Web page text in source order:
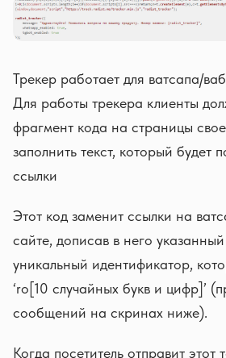
Трекер работает для ватсапа/
Для работы трекера клиенты
фрагмент кода на страницы
заполнить текст, который будет
ссылки
Этот код заменит ссылки на
сайте, дописав в него указанный
уникальный идентификатор,
‘ro[10 случайных букв и цифр]’
сообщений на скринах ниже).
Когда посетитель отправит этот